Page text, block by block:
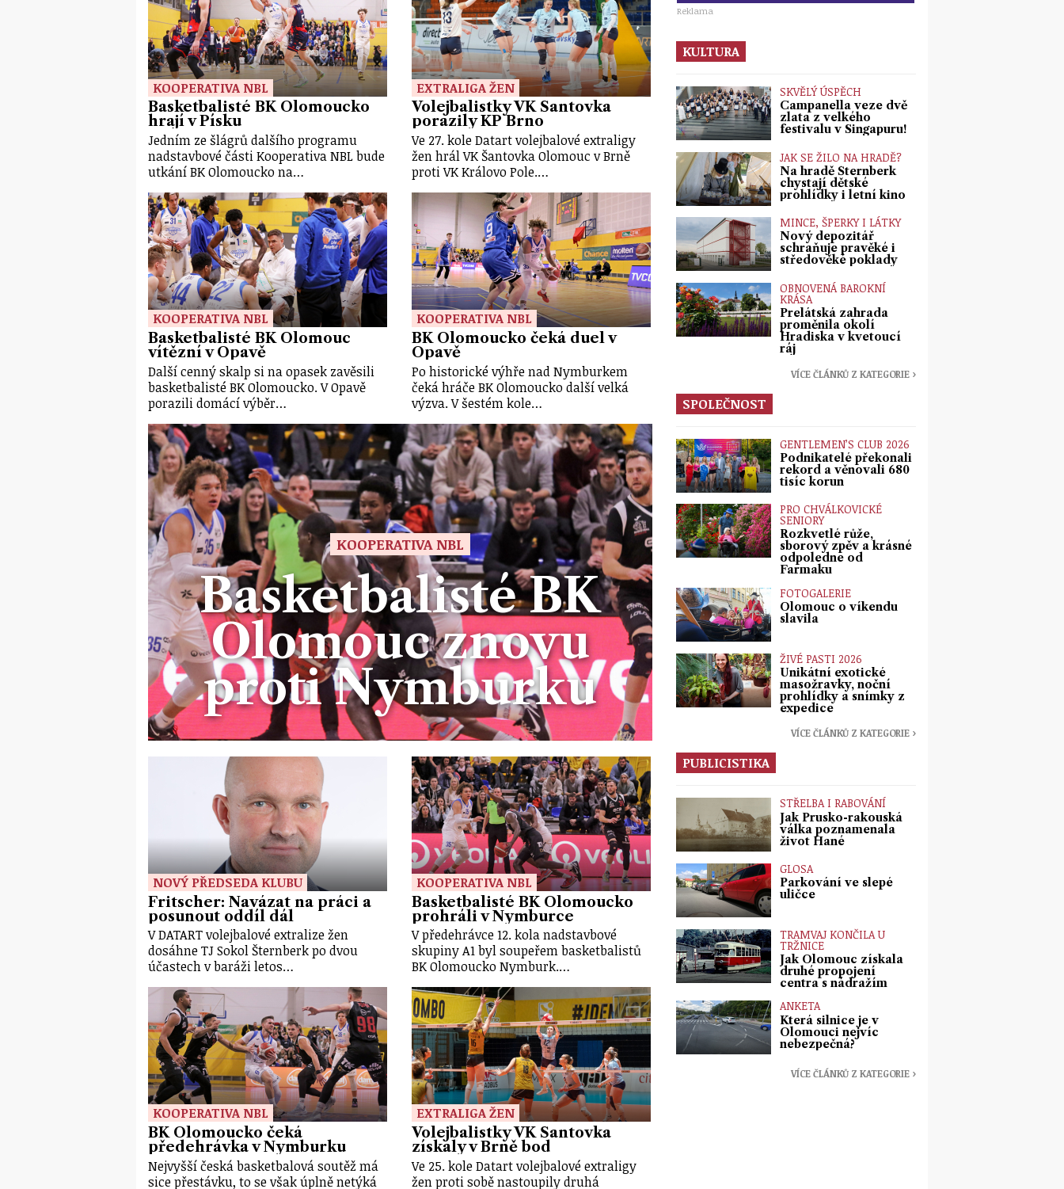
KOOPERATIVA NBL
Basketbalisté BK Olomoucko
hrají v Písku
Jedním ze šlágrů dalšího programu
nadstavbové části Kooperativa NBL bude
utkání BK Olomoucko na…
EXTRALIGA ŽEN
Volejbalistky VK Šantovka
porazily KP Brno
Ve 27. kole Datart volejbalové extraligy
žen hrál VK Šantovka Olomouc v Brně
proti VK Královo Pole.…
KOOPERATIVA NBL
Basketbalisté BK Olomouc
vítězní v Opavě
Další cenný skalp si na opasek zavěsili
basketbalisté BK Olomoucko. V Opavě
porazili domácí výběr…
KOOPERATIVA NBL
BK Olomoucko čeká duel v
Opavě
Po historické výhře nad Nymburkem
čeká hráče BK Olomoucko další velká
výzva. V šestém kole…
KOOPERATIVA NBL
Basketbalisté BK
Olomouc znovu
proti Nymburku
NOVÝ PŘEDSEDA KLUBU
Fritscher: Navázat na práci a
posunout oddíl dál
V DATART volejbalové extralize žen
dosáhne TJ Sokol Šternberk po dvou
účastech v baráži letos…
KOOPERATIVA NBL
Basketbalisté BK Olomoucko
prohráli v Nymburce
V předehrávce 12. kola nadstavbové
skupiny A1 byl soupeřem basketbalistů
BK Olomoucko Nymburk.…
KOOPERATIVA NBL
BK Olomoucko čeká
předehrávka v Nymburku
Nejvyšší česká basketbalová soutěž má
sice přestávku, to se však úplně netýká
EXTRALIGA ŽEN
Volejbalistky VK Šantovka
získaly v Brně bod
Ve 25. kole Datart volejbalové extraligy
žen proti sobě nastoupily druhá
Reklama
KULTURA
SKVĚLÝ ÚSPĚCH
Campanella veze dvě
zlata z velkého
festivalu v Singapuru!
JAK SE ŽILO NA HRADĚ?
Na hradě Šternberk
chystají dětské
prohlídky i letní kino
MINCE, ŠPERKY I LÁTKY
Nový depozitář
schraňuje pravěké i
středověké poklady
OBNOVENÁ BAROKNÍ
KRÁSA
Prelátská zahrada
proměnila okolí
Hradiska v kvetoucí
ráj
VÍCE ČLÁNKŮ Z KATEGORIE ›
SPOLEČNOST
GENTLEMEN’S CLUB 2026
Podnikatelé překonali
rekord a věnovali 680
tisíc korun
PRO CHVÁLKOVICKÉ
SENIORY
Rozkvetlé růže,
sborový zpěv a krásné
odpoledne od
Farmaku
FOTOGALERIE
Olomouc o víkendu
slavila
ŽIVÉ PASTI 2026
Unikátní exotické
masožravky, noční
prohlídky a snímky z
expedice
VÍCE ČLÁNKŮ Z KATEGORIE ›
PUBLICISTIKA
STŘELBA I RABOVÁNÍ
Jak Prusko-rakouská
válka poznamenala
život Hané
GLOSA
Parkování ve slepé
uličce
TRAMVAJ KONČILA U
TRŽNICE
Jak Olomouc získala
druhé propojení
centra s nádražím
ANKETA
Která silnice je v
Olomouci nejvíc
nebezpečná?
VÍCE ČLÁNKŮ Z KATEGORIE ›